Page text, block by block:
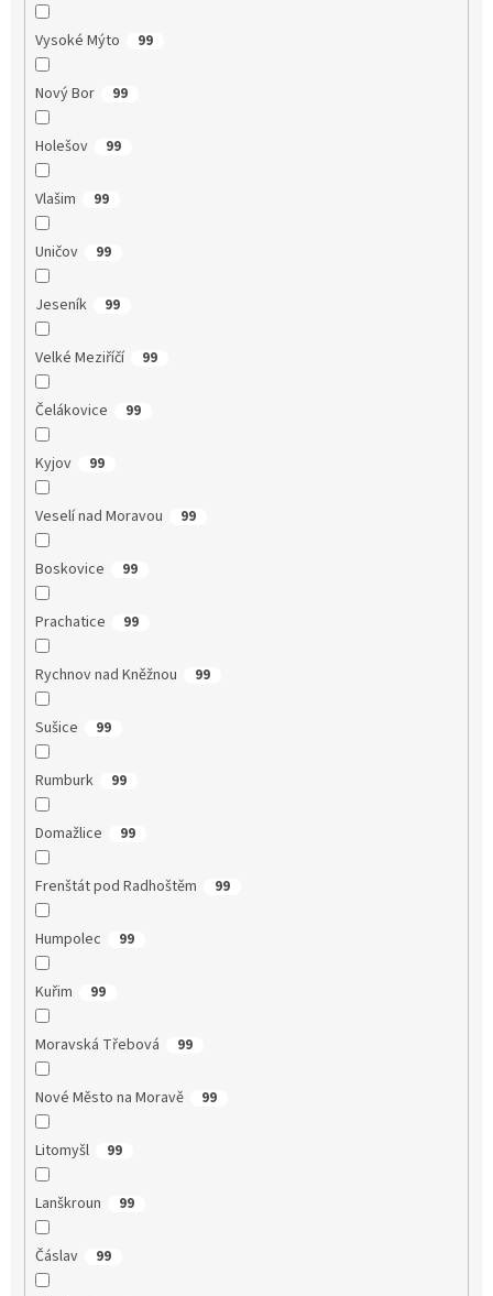
Vysoké Mýto 99
Nový Bor 99
Holešov 99
Vlašim 99
Uničov 99
Jeseník 99
Velké Meziříčí 99
Čelákovice 99
Kyjov 99
Veselí nad Moravou 99
Boskovice 99
Prachatice 99
Rychnov nad Kněžnou 99
Sušice 99
Rumburk 99
Domažlice 99
Frenštát pod Radhoštěm 99
Humpolec 99
Kuřim 99
Moravská Třebová 99
Nové Město na Moravě 99
Litomyšl 99
Lanškroun 99
Čáslav 99